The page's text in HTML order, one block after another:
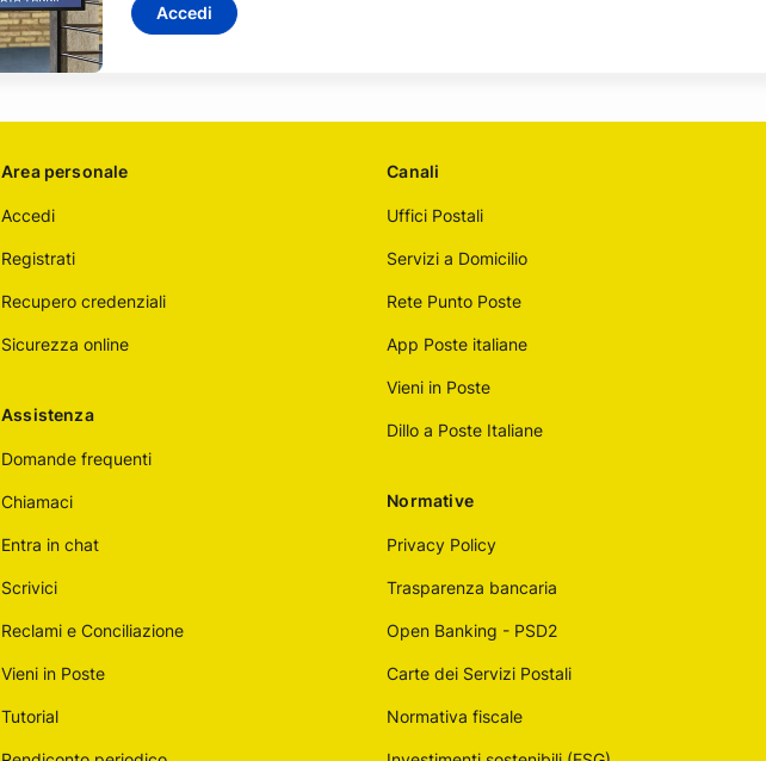
Accedi
Area personale
Accedi
Registrati
Recupero credenziali
Sicurezza online
Assistenza
Domande frequenti
Chiamaci
Entra in chat
Scrivici
Reclami e Conciliazione
Vieni in Poste
Tutorial
Canali
Uffici Postali
Servizi a Domicilio
Rete Punto Poste
App Poste italiane
Vieni in Poste
Dillo a Poste Italiane
Normative
Privacy Policy
Trasparenza bancaria
Open Banking - PSD2
Carte dei Servizi Postali
Normativa fiscale